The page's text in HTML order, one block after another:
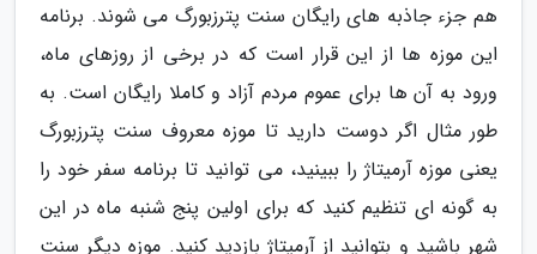
هم جزء جاذبه های رایگان سنت پترزبورگ می شوند. برنامه
این موزه ها از این قرار است که در برخی از روزهای ماه،
ورود به آن ها برای عموم مردم آزاد و کاملا رایگان است. به
طور مثال اگر دوست دارید تا موزه معروف سنت پترزبورگ
یعنی موزه آرمیتاژ را ببینید، می توانید تا برنامه سفر خود را
به گونه ای تنظیم کنید که برای اولین پنج شنبه ماه در این
شهر باشید و بتوانید از آرمیتاژ بازدید کنید. موزه دیگر سنت